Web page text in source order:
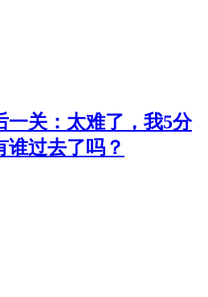
一关：太难了，我5分
谁过去了吗？